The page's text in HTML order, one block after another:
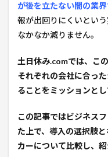
が後を立たない闇の業界
報が出回りにくいとい
なかなか減りません。
土日休み.comでは、こ
それぞれの会社に合っ
ることをミッションとし
この記事ではビジネス
た上で、導入の選択肢
カーについて比較し、